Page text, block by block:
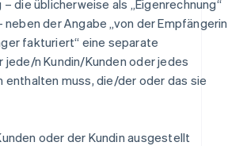
die üblicherweise als „Eigenrechnung“
der Angabe „von der Empfängerin
fakturiert“ eine separate
jede/n Kundin/Kunden oder jedes
enthalten muss, die/der oder das sie
oder der Kundin ausgestellt